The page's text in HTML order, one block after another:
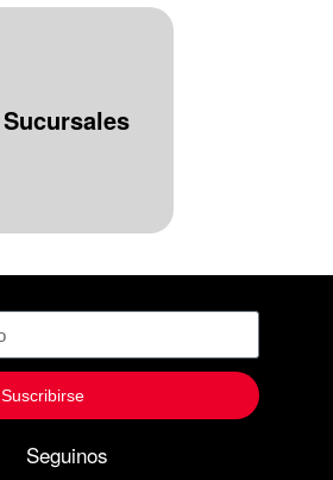
Sucursales
Suscribirse
Seguinos